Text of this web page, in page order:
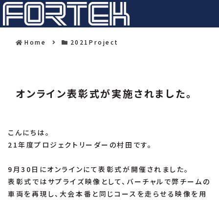
Home 2021Project
オンライン表彰式が実施されました。
こんにちは。
21年度プロジェクトリーダーの村田です。
9月30日にオンラインにて表彰式が開催されました。
表彰式ではサプライズ映像として、バーチャルで弊チームの
車両を再現し、大会本番と同じコースを走らせる映像を用